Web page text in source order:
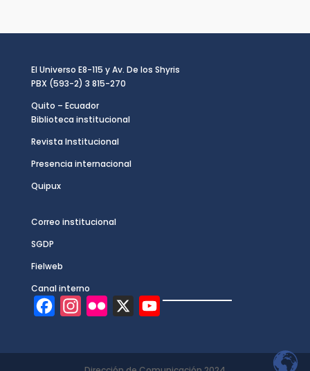
El Universo E8-115 y Av. De los Shyris
PBX (593-2) 3 815-270
Quito – Ecuador
Biblioteca institucional
Revista Institucional
Presencia internacional
Quipux
Correo institucional
SGDP
Fielweb
Canal interno
Y